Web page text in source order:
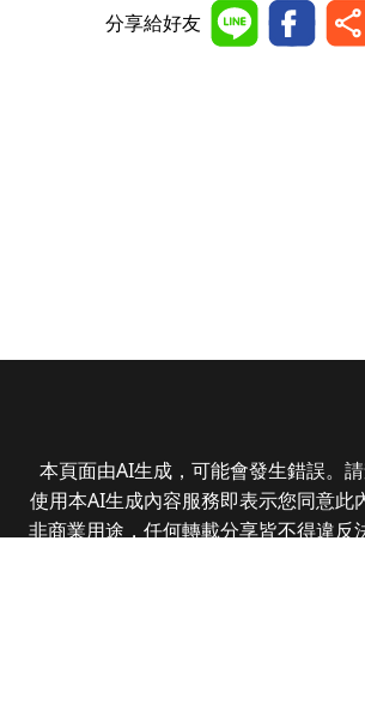
分享給好友
本頁面由AI生成，可能會發生錯誤。請
使用本AI生成內容服務即表示您同意此
非商業用途，任何轉載分享皆不得違反